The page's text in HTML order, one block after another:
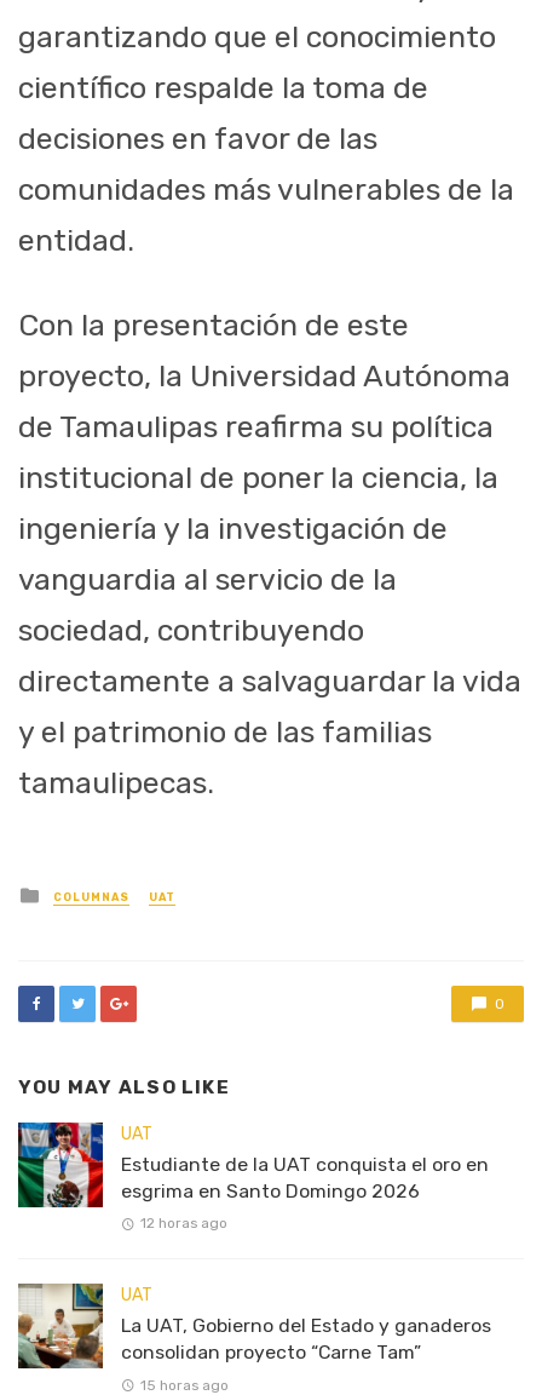
garantizando que el conocimiento
científico respalde la toma de
decisiones en favor de las
comunidades más vulnerables de la
entidad.
Con la presentación de este
proyecto, la Universidad Autónoma
de Tamaulipas reafirma su política
institucional de poner la ciencia, la
ingeniería y la investigación de
vanguardia al servicio de la
sociedad, contribuyendo
directamente a salvaguardar la vida
y el patrimonio de las familias
tamaulipecas.
Posted
in
COLUMNAS UAT
0
YOU MAY ALSO LIKE
UAT
Estudiante de la UAT conquista el oro en
esgrima en Santo Domingo 2026
12 horas ago
UAT
La UAT, Gobierno del Estado y ganaderos
consolidan proyecto “Carne Tam”
15 horas ago